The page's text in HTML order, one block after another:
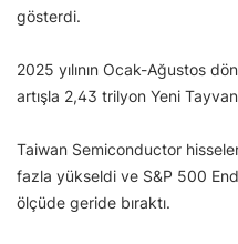
gösterdi.
2025 yılının Ocak-Ağustos
artışla 2,43 trilyon Yeni Tayvan
Taiwan Semiconductor
fazla yükseldi ve S&P 500
ölçüde geride bıraktı.